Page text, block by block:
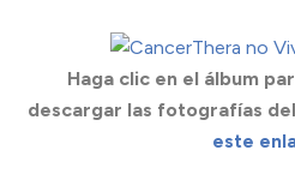
Haga clic en el álbum
descargar las fotografías
este